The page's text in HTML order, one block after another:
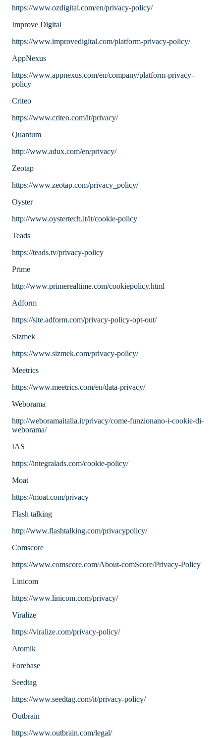
https://www.ozdigital.com/en/privacy-policy/
Improve Digital
https://www.improvedigital.com/platform-privacy-policy/
AppNexus
https://www.appnexus.com/en/company/platform-privacy-
policy
Criteo
https://www.criteo.com/it/privacy/
Quantum
http://www.adux.com/en/privacy/
Zeotap
https://www.zeotap.com/privacy_policy/
Oyster
http://www.oystertech.it/it/cookie-policy
Teads
https://teads.tv/privacy-policy
Prime
http://www.primerealtime.com/cookiepolicy.html
Adform
https://site.adform.com/privacy-policy-opt-out/
Sizmek
https://www.sizmek.com/privacy-policy/
Meetrics
https://www.meetrics.com/en/data-privacy/
Weborama
http://weboramaitalia.it/privacy/come-funzionano-i-cookie-di-
weborama/
IAS
https://integralads.com/cookie-policy/
Moat
https://moat.com/privacy
Flash talking
http://www.flashtalking.com/privacypolicy/
Comscore
https://www.comscore.com/About-comScore/Privacy-Policy
Linicom
https://www.linicom.com/privacy/
Viralize
https://viralize.com/privacy-policy/
Atomik
Forebase
Seedtag
https://www.seedtag.com/it/privacy-policy/
Outbrain
https://www.outbrain.com/legal/